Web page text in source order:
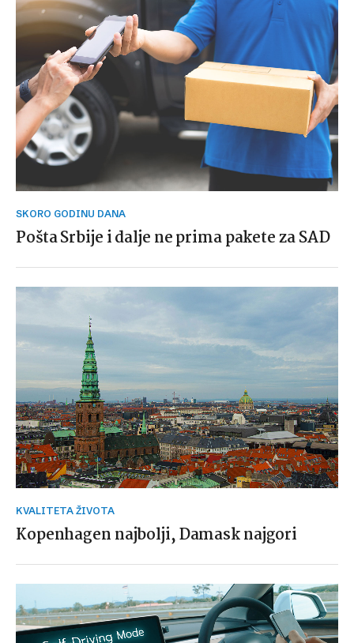
SKORO GODINU DANA
Pošta Srbije i dalje ne prima pakete za SAD
KVALITETA ŽIVOTA
Kopenhagen najbolji, Damask najgori